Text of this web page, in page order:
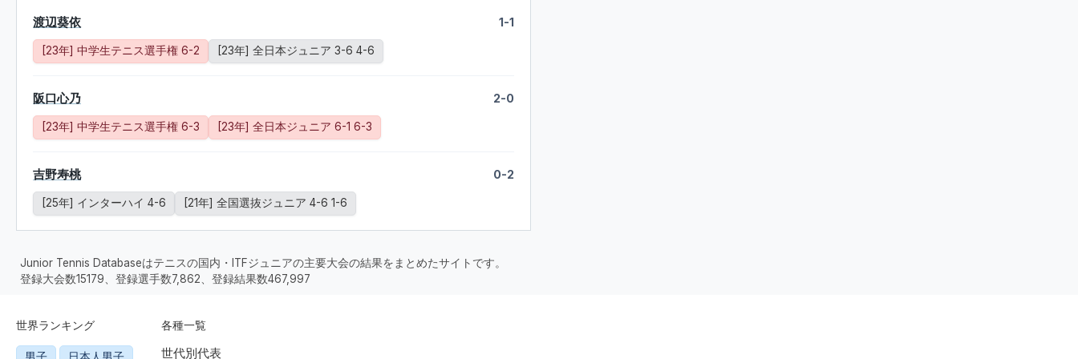
渡辺葵依 1-1
[23年] 中学生テニス選手権 6-2 [23年] 全日本ジュニア 3-6 4-6
阪口心乃 2-0
[23年] 中学生テニス選手権 6-3 [23年] 全日本ジュニア 6-1 6-3
吉野寿桃 0-2
[25年] インターハイ 4-6 [21年] 全国選抜ジュニア 4-6 1-6
Junior Tennis Databaseはテニスの国内・ITFジュニアの主要大会の結果をまとめたサイトです。
登録大会数15179、登録選手数7,862、登録結果数467,997
世界ランキング 各種一覧
世代別代表